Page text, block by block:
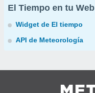
El Tiempo en tu Web
Widget de El tiempo
API de Meteorología